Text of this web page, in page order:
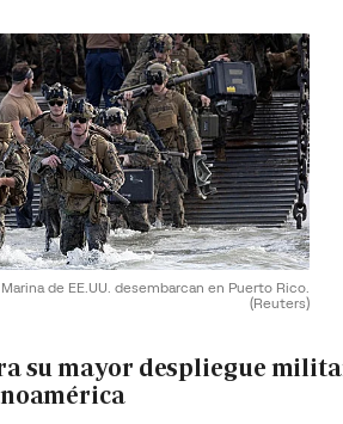
de EE.UU. desembarcan en Puerto Rico.
(Reuters)
su mayor despliegue